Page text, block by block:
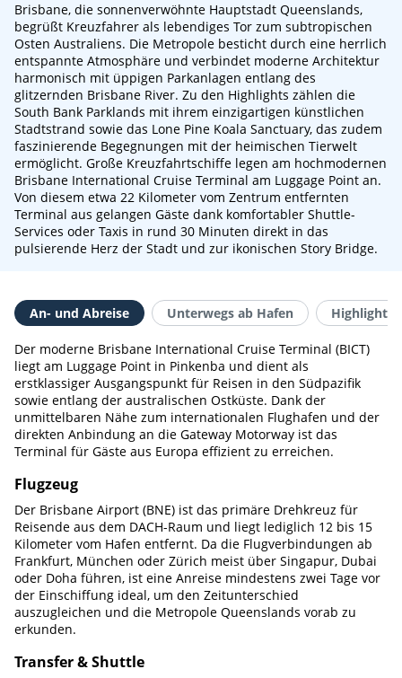
Brisbane, die sonnenverwöhnte Hauptstadt Queenslands,
begrüßt Kreuzfahrer als lebendiges Tor zum subtropischen
Osten Australiens. Die Metropole besticht durch eine herrlich
entspannte Atmosphäre und verbindet moderne Architektur
harmonisch mit üppigen Parkanlagen entlang des
glitzernden Brisbane River. Zu den Highlights zählen die
South Bank Parklands mit ihrem einzigartigen künstlichen
Stadtstrand sowie das Lone Pine Koala Sanctuary, das zudem
faszinierende Begegnungen mit der heimischen Tierwelt
ermöglicht. Große Kreuzfahrtschiffe legen am hochmodernen
Brisbane International Cruise Terminal am Luggage Point an.
Von diesem etwa 22 Kilometer vom Zentrum entfernten
Terminal aus gelangen Gäste dank komfortabler Shuttle-
Services oder Taxis in rund 30 Minuten direkt in das
pulsierende Herz der Stadt und zur ikonischen Story Bridge.
An- und Abreise Unterwegs ab Hafen Highlights
Der moderne Brisbane International Cruise Terminal (BICT)
liegt am Luggage Point in Pinkenba und dient als
erstklassiger Ausgangspunkt für Reisen in den Südpazifik
sowie entlang der australischen Ostküste. Dank der
unmittelbaren Nähe zum internationalen Flughafen und der
direkten Anbindung an die Gateway Motorway ist das
Terminal für Gäste aus Europa effizient zu erreichen.
Flugzeug
Der Brisbane Airport (BNE) ist das primäre Drehkreuz für
Reisende aus dem DACH-Raum und liegt lediglich 12 bis 15
Kilometer vom Hafen entfernt. Da die Flugverbindungen ab
Frankfurt, München oder Zürich meist über Singapur, Dubai
oder Doha führen, ist eine Anreise mindestens zwei Tage vor
der Einschiffung ideal, um den Zeitunterschied
auszugleichen und die Metropole Queenslands vorab zu
erkunden.
Transfer & Shuttle